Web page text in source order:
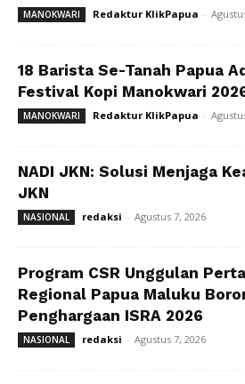
MANOKWARI Redaktur KlikPapua -
18 Barista Se-Tanah Papua
Festival Kopi Manokwari
MANOKWARI Redaktur KlikPapua -
NADI JKN: Solusi Menjaga
JKN
NASIONAL redaksi - Agustus 7, 2026
Program CSR Unggulan
Regional Papua Maluku
Penghargaan ISRA 2026
NASIONAL redaksi - Agustus 7, 2026